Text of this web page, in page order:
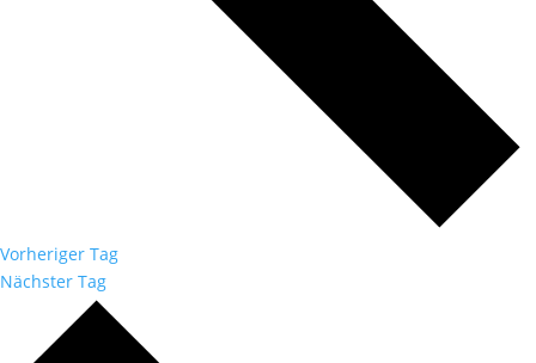
Vorheriger Tag
Nächster Tag